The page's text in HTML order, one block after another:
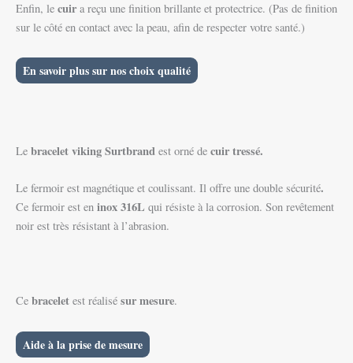
Enfin, le cuir a reçu une finition brillante et protectrice. (Pas de finition
sur le côté en contact avec la peau, afin de respecter votre santé.)
En savoir plus sur nos choix qualité
Le braceletvikingSurtbrand est orné de cuir tressé.
Le fermoir est magnétique et coulissant. Il offre une double sécurité.
Ce fermoir est en inox 316L qui résiste à la corrosion. Son revêtement
noir est très résistant à l’abrasion.
Ce bracelet est réalisé sur mesure.
Aide à la prise de mesure